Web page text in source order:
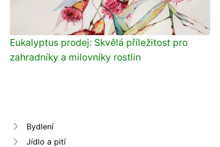
Eukalyptus prodej: Skvělá příležitost pro
zahradníky a milovníky rostlin
Bydlení
Jídlo a pití